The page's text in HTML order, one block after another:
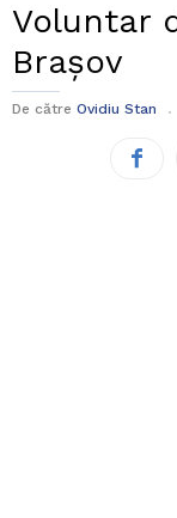
Voluntar
Brașov
De către Ovidiu Stan